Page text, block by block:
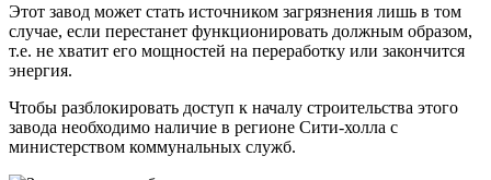
Этот завод может стать источником загрязнения лишь в том
случае, если перестанет функционировать должным образом,
т.е. не хватит его мощностей на переработку или закончится
энергия.
Чтобы разблокировать доступ к началу строительства этого
завода необходимо наличие в регионе Сити-холла с
министерством коммунальных служб.